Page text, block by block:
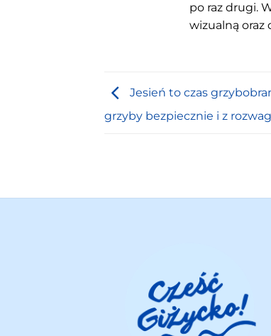
po raz drugi.
wizualną oraz
Jesień to czas
grzyby bezpiecznie i z